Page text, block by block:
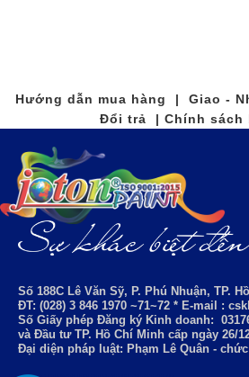
Hướng dẫn mua hàng | Giao -
Đổi trả | Chính sách
Số 188C Lê Văn Sỹ, P. Phú Nhuận, TP.
ĐT: (028) 3 846 1970 ~71~72 * E-mail :
Số Giấy phép Đăng ký Kinh doanh:
và Đầu tư TP. Hồ Chí Minh cấp ngày 26/
Đại diện pháp luật: Phạm Lê Quân -